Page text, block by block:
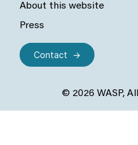
About this website
Press
Contact
© 2026 WASP,